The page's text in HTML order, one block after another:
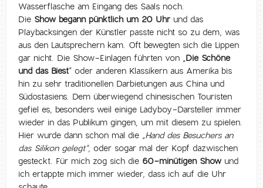
Wasserflasche am Eingang des Saals noch.
Die Show begann pünktlich um 20 Uhr und das
Playbacksingen der Künstler passte nicht so zu dem, was
aus den Lautsprechern kam. Oft bewegten sich die Lippen
gar nicht. Die Show-Einlagen führten von „Die Schöne
und das Biest“ oder anderen Klassikern aus Amerika bis
hin zu sehr traditionellen Darbietungen aus China und
Südostasiens. Dem überwiegend chinesischen Touristen
gefiel es, besonders weil einige Ladyboy-Darsteller immer
wieder in das Publikum gingen, um mit diesem zu spielen.
Hier wurde dann schon mal die „Hand des Besuchers an
das Silikon gelegt“, oder sogar mal der Kopf dazwischen
gesteckt. Für mich zog sich die 60-minütigen Show und
ich ertappte mich immer wieder, dass ich auf die Uhr